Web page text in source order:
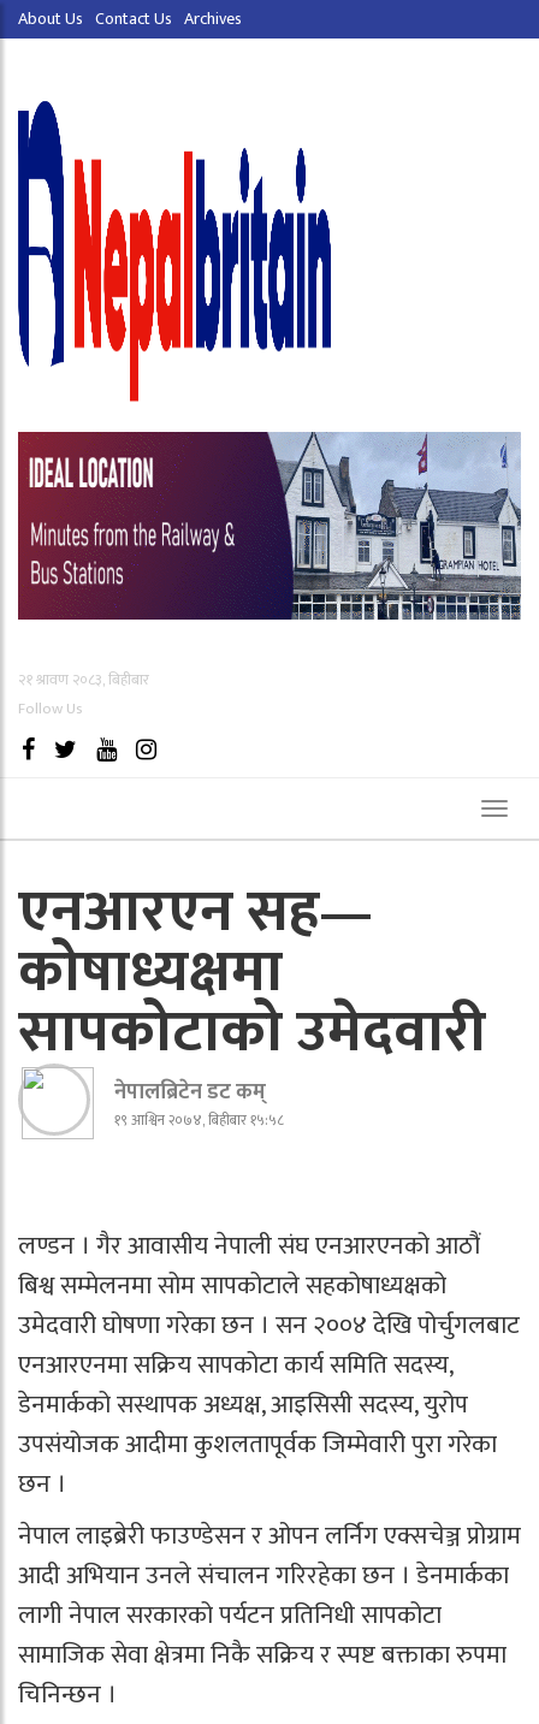
About Us Contact Us Archives
२१ श्रावण २०८३, बिहीबार
Follow Us
एनआरएन सह—
कोषाध्यक्षमा
सापकोटाको उमेदवारी
नेपालब्रिटेन डट कम्
१९ आश्विन २०७४, बिहीबार १५:५८
लण्डन । गैर आवासीय नेपाली संघ एनआरएनको आठौं
बिश्व सम्मेलनमा सोम सापकोटाले सहकोषाध्यक्षको
उमेदवारी घोषणा गरेका छन । सन २००४ देखि पोर्चुगलबाट
एनआरएनमा सक्रिय सापकोटा कार्य समिति सदस्य,
डेनमार्कको सस्थापक अध्यक्ष, आइसिसी सदस्य, युरोप
उपसंयोजक आदीमा कुशलतापूर्वक जिम्मेवारी पुरा गरेका
छन ।
नेपाल लाइब्रेरी फाउण्डेसन र ओपन लर्निग एक्सचेञ्ज प्रोग्राम
आदी अभियान उनले संचालन गरिरहेका छन । डेनमार्कका
लागी नेपाल सरकारको पर्यटन प्रतिनिधी सापकोटा
सामाजिक सेवा क्षेत्रमा निकै सक्रिय र स्पष्ट बक्ताका रुपमा
चिनिन्छन ।